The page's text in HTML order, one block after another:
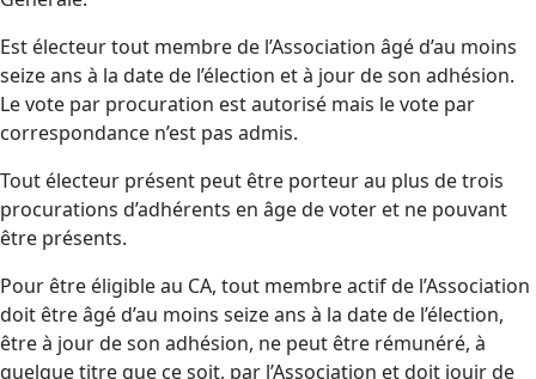
Est électeur tout membre de l’Association âgé d’au moins
seize ans à la date de l’élection et à jour de son adhésion.
Le vote par procuration est autorisé mais le vote par
correspondance n’est pas admis.
Tout électeur présent peut être porteur au plus de trois
procurations d’adhérents en âge de voter et ne pouvant
être présents.
Pour être éligible au CA, tout membre actif de l’Association
doit être âgé d’au moins seize ans à la date de l’élection,
être à jour de son adhésion, ne peut être rémunéré, à
quelque titre que ce soit, par l’Association et doit jouir de